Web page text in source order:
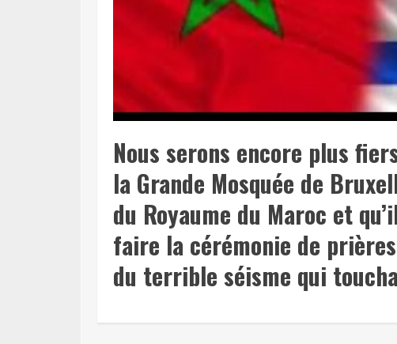
Nous serons encore plus
la Grande Mosquée de
du Royaume du Maroc et
faire la cérémonie de
du terrible séisme qui